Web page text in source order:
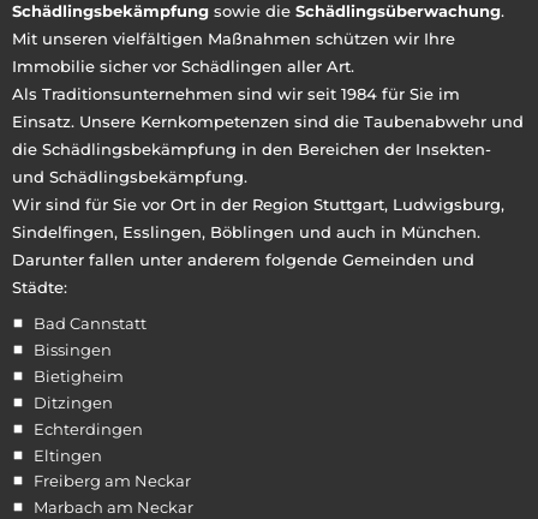
Schädlingsbekämpfung sowie die Schädlingsüberwachung.
Mit unseren vielfältigen Maßnahmen schützen wir Ihre
Immobilie sicher vor Schädlingen aller Art.
Als Traditionsunternehmen sind wir seit 1984 für Sie im
Einsatz. Unsere Kernkompetenzen sind die Taubenabwehr und
die Schädlingsbekämpfung in den Bereichen der Insekten-
und Schädlingsbekämpfung.
Wir sind für Sie vor Ort in der Region Stuttgart, Ludwigsburg,
Sindelfingen, Esslingen, Böblingen und auch in München.
Darunter fallen unter anderem folgende Gemeinden und
Städte:
Bad Cannstatt
Bissingen
Bietigheim
Ditzingen
Echterdingen
Eltingen
Freiberg am Neckar
Marbach am Neckar